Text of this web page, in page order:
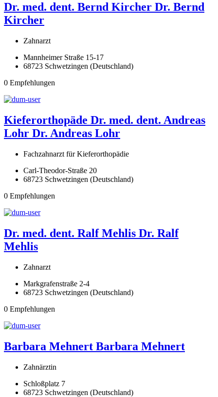
Dr. med. dent. Bernd Kircher Dr. Bernd
Kircher
Zahnarzt
Mannheimer Straße 15-17
68723 Schwetzingen (Deutschland)
0 Empfehlungen
Kieferorthopäde Dr. med. dent. Andreas
Lohr Dr. Andreas Lohr
Fachzahnarzt für Kieferorthopädie
Carl-Theodor-Straße 20
68723 Schwetzingen (Deutschland)
0 Empfehlungen
Dr. med. dent. Ralf Mehlis Dr. Ralf
Mehlis
Zahnarzt
Markgrafenstraße 2-4
68723 Schwetzingen (Deutschland)
0 Empfehlungen
Barbara Mehnert Barbara Mehnert
Zahnärztin
Schloßplatz 7
68723 Schwetzingen (Deutschland)